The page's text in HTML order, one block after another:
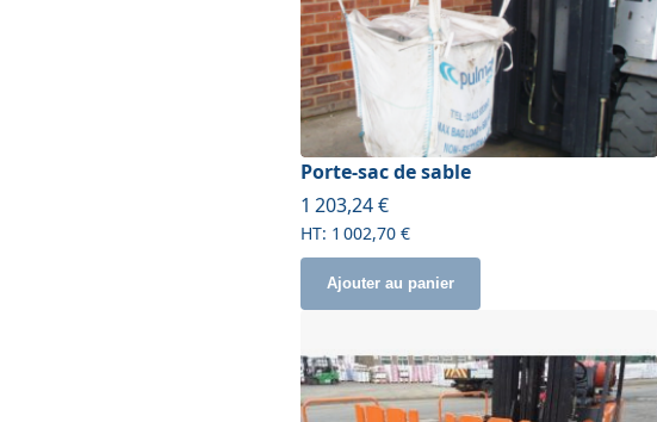
Porte-sac de sable
À partir de
1 203,24 €
1 002,70 €
Ajouter au panier